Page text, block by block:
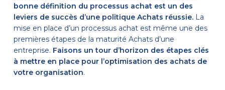
bonne définition du processus achat est un des
leviers de succès d’une politique Achats réussie.La
mise en place d’un processus achat est même une des
premières étapes de la maturité Achats d’une
entreprise. Faisons un tour d’horizon des étapes clés
à mettre en place pour l’optimisation des achats de
votre organisation.